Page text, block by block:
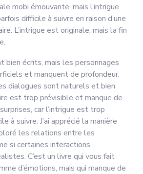
mobi émouvante, mais l’intrigue
difficile à suivre en raison d’une
L’intrigue est originale, mais la fin
bien écrits, mais les personnages
et manquent de profondeur,
dialogues sont naturels et bien
est trop prévisible et manque de
car l’intrigue est trop
à suivre. J’ai apprécié la manière
les relations entre les
si certaines interactions
C’est un livre qui vous fait
d’émotions, mais qui manque de